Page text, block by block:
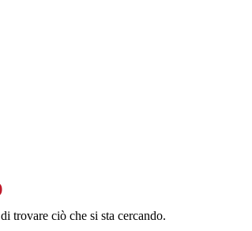
trovare ciò che si sta cercando.